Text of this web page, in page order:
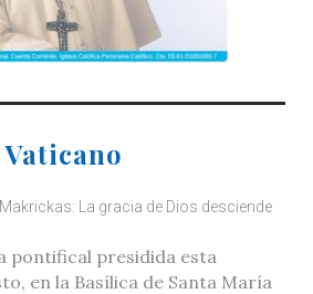
La gracia de Dios desciende
pontifical presidida esta
en la Basílica de Santa María